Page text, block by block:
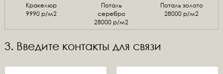
Кракелюр
9990 р/м2
Поталь
серебро
28000 р/м2
Поталь золото
28000 р/м2
3. Введите контакты для связи